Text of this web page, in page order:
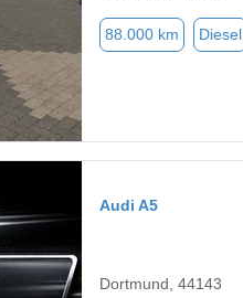
88.000 km Diesel
Audi A5
Dortmund, 44143